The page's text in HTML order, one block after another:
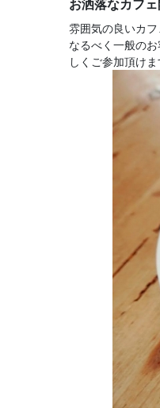
お洒落なカフ
雰囲気の良いカ
なるべく一般の
しくご参加頂けま